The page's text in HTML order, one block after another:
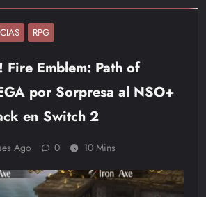
los
–
Nintendo,
Playstac
RPG
Fire Emblem: Path of
por Sorpresa al NSO+
en Switch 2
Ago 0 10 Mins